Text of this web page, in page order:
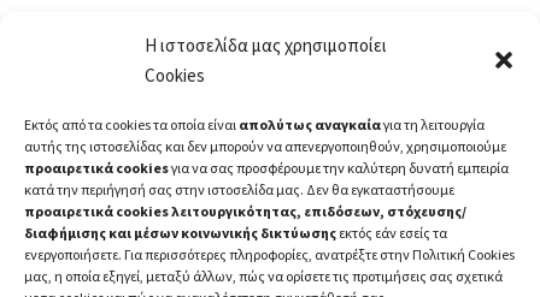
Η ιστοσελίδα μας χρησιμοποίει
Cookies
Εκτός από τα cookies τα οποία είναι απολύτως αναγκαίαγια τη λειτουργία
αυτής της ιστοσελίδας και δεν μπορούν να απενεργοποιηθούν, χρησιμοποιούμε
προαιρετικά cookiesγια να σας προσφέρουμε την καλύτερη δυνατή εμπειρία
κατά την περιήγησή σας στην ιστοσελίδα μας. Δεν θα εγκαταστήσουμε
προαιρετικά cookies λειτουργικότητας, επιδόσεων, στόχευσης/
διαφήμισης και μέσων κοινωνικής δικτύωσης εκτός εάν εσείς τα
ενεργοποιήσετε. Για περισσότερες πληροφορίες, ανατρέξτε στην Πολιτική Cookies
μας, η οποία εξηγεί, μεταξύ άλλων, πώς να ορίσετε τις προτιμήσεις σας σχετικά
2 3